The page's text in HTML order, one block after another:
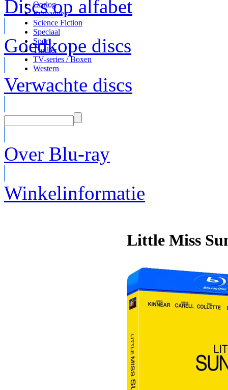
Discs op alfabet
Goedkope discs
Verwachte discs
Over Blu-ray
Winkelinformatie
Oorlog
Romantiek
Science Fiction
Speciaal
Sport
Thriller
TV-series / Boxen
Western
Little Miss